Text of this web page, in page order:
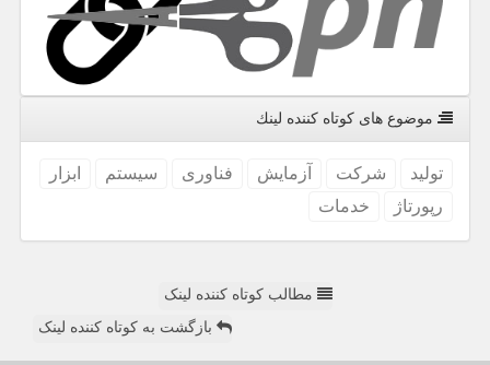
موضوع های كوتاه كننده لینك
تولید شركت آزمایش فناوری سیستم
ابزار
رپورتاژ
خدمات
مطالب کوتاه کننده لینک
بازگشت به کوتاه کننده لینک